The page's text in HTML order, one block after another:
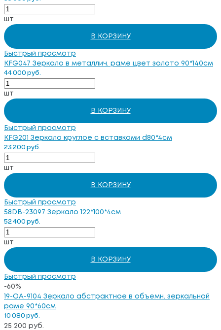
шт
В КОРЗИНУ
Быстрый просмотр
KFG047 Зеркало в металлич. раме цвет золото 90*140см
44 000 руб.
шт
В КОРЗИНУ
Быстрый просмотр
KFG201 Зеркало круглое с вставками d80*4см
23 200 руб.
шт
В КОРЗИНУ
Быстрый просмотр
58DB-23097 Зеркало 122*100*4см
52 400 руб.
шт
В КОРЗИНУ
Быстрый просмотр
-60%
19-OA-9104 Зеркало абстрактное в объемн. зеркальной
раме 90*60см
10 080 руб.
25 200 руб.